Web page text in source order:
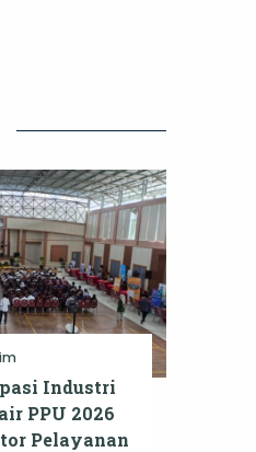
Industri
PPU 2026
Pelayanan